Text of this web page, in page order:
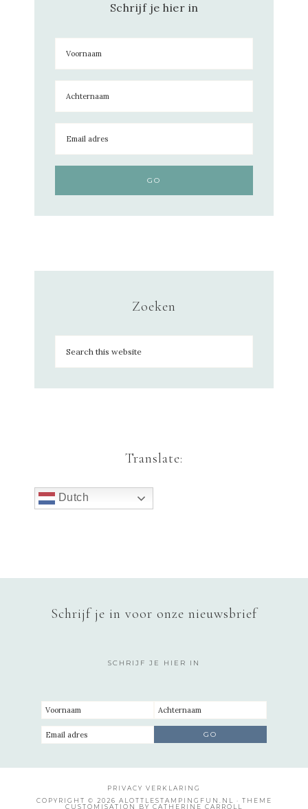
Schrijf je hier in
Zoeken
Translate:
Dutch
Schrijf je in voor onze nieuwsbrief
SCHRIJF JE HIER IN
PRIVACY VERKLARING
COPYRIGHT © 2026 ALOTTLESTAMPINGFUN.NL · THEME
CUSTOMISATION BY CATHERINE CARROLL